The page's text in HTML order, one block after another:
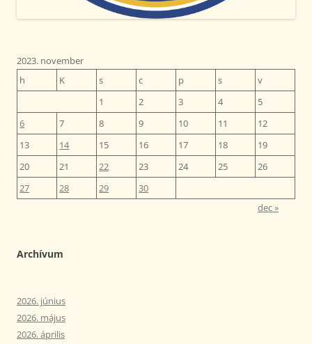
2023. november
h
K s c p s
v
1
2 3 4
5
6
7 8 9 10 11
12
13
14 15 16 17 18
19
20
21 22 23 24 25
26
27
28 29
30
dec »
Archívum
2026. június
2026. május
2026. április